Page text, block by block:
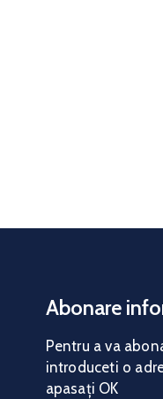
Abonare
Pentru a va
introduceti o
apasați OK